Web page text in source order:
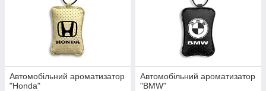
Автомобільний ароматизатор
"Honda"
Автомобільний ароматизатор
"BMW"